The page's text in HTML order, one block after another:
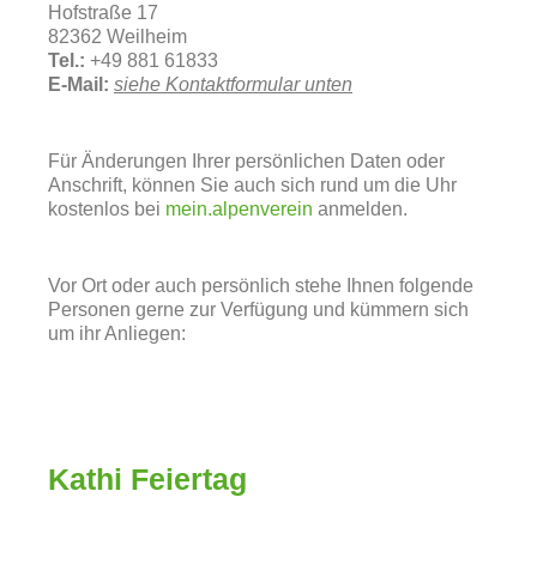
Hofstraße 17
82362 Weilheim
Tel.: +49 881 61833
E-Mail: siehe Kontaktformular unten
Für Änderungen Ihrer persönlichen Daten oder
Anschrift, können Sie auch sich rund um die Uhr
kostenlos bei mein.alpenverein anmelden.
Vor Ort oder auch persönlich stehe Ihnen folgende
Personen gerne zur Verfügung und kümmern sich
um ihr Anliegen:
Kathi Feiertag